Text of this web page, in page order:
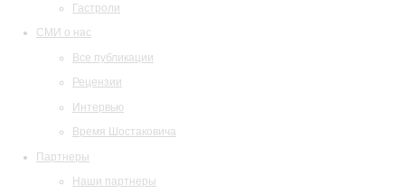
Гастроли
СМИ о нас
Все публикации
Рецензии
Интервью
Время Шостаковича
Партнеры
Наши партнеры